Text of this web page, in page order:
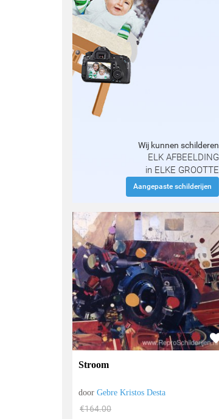
Wij kunnen schilderen
ELK AFBEELDING
in ELKE GROOTTE
Aangepaste schilderijen
Stroom
doorGebre Kristos Desta
€164.00